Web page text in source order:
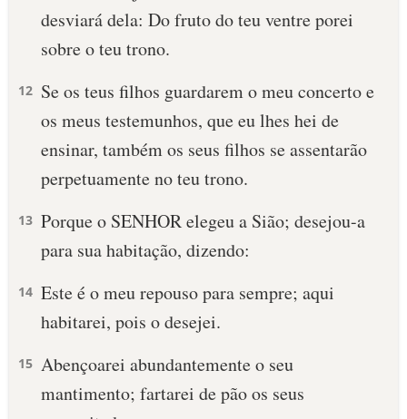
desviará dela: Do fruto do teu ventre porei
sobre o teu trono.
12 Se os teus filhos guardarem o meu concerto e
os meus testemunhos, que eu lhes hei de
ensinar, também os seus filhos se assentarão
perpetuamente no teu trono.
13 Porque o SENHOR elegeu a Sião; desejou-a
para sua habitação, dizendo:
14 Este é o meu repouso para sempre; aqui
habitarei, pois o desejei.
15 Abençoarei abundantemente o seu
mantimento; fartarei de pão os seus